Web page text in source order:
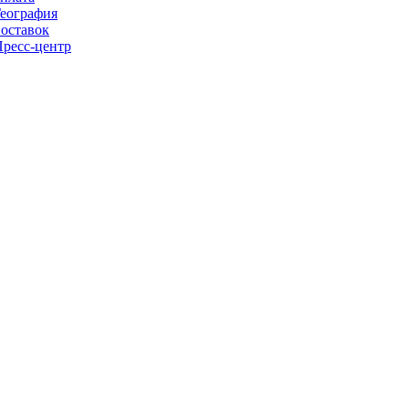
центр